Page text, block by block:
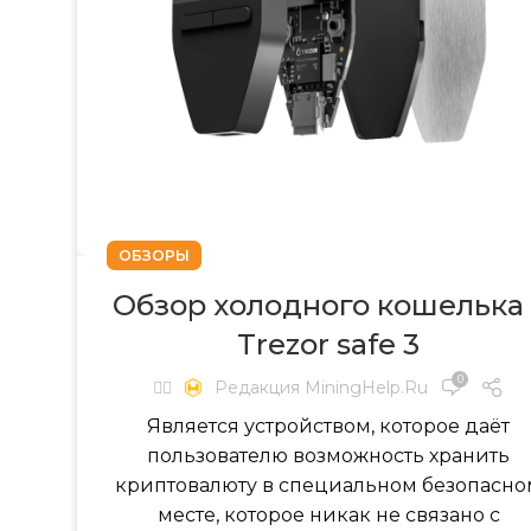
ОБЗОРЫ
Обзор холодного кошелька
Trezor safe 3
✍🏻 Редакция MiningHelp.ru 0
Является устройством, которое даёт
пользователю возможность хранить
криптовалюту в специальном
месте, которое никак не связано с